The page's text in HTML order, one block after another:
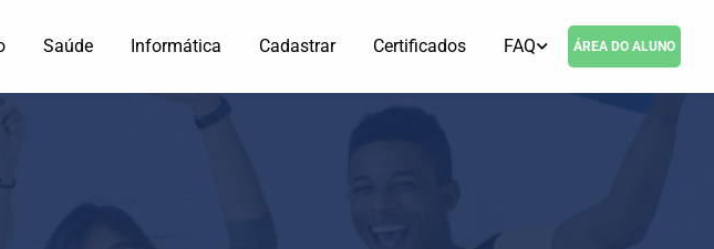
Saúde Informática Cadastrar Certificados FAQ ÁREA DO ALUNO